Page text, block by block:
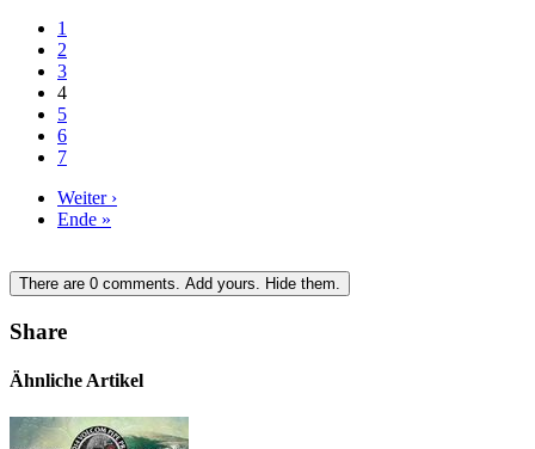
1
2
3
4
5
6
7
Weiter ›
Ende »
There are 0 comments. Add yours. Hide them.
Share
Ähnliche Artikel